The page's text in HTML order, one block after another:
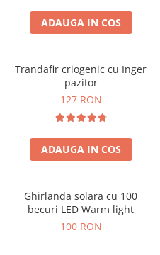
ADAUGA IN COS
Trandafir criogenic cu Inger
pazitor
127 RON
ADAUGA IN COS
Ghirlanda solara cu 100
becuri LED Warm light
100 RON